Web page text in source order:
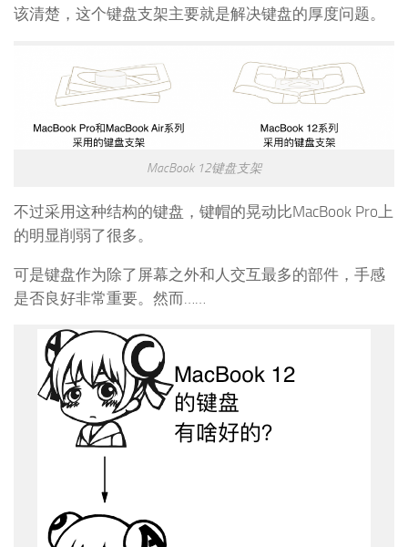
该清楚，这个键盘支架主要就是解决键盘的厚度问题。
MacBook 12键盘支架
不过采用这种结构的键盘，键帽的晃动比MacBook Pro上
的明显削弱了很多。
可是键盘作为除了屏幕之外和人交互最多的部件，手感
是否良好非常重要。然而……